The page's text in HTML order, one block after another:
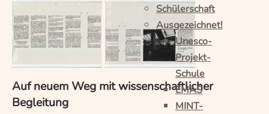
Schülerschaft
Ausgezeichnet!
Unesco-
Projekt-
Schule
EMAS
MINT-
Auf neuem Weg mit wissenschaftlicher
Begleitung